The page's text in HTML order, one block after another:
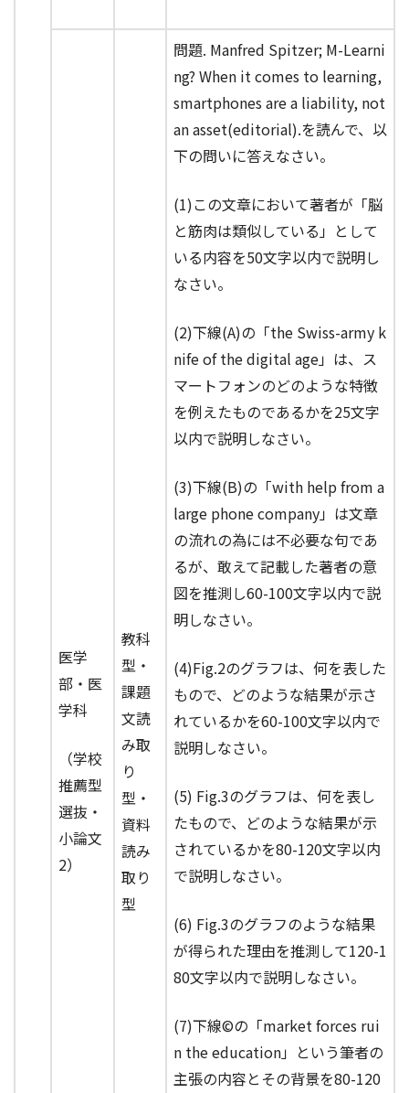
医学
部・医
学科
（学校
推薦型
選抜・
小論文
2）
教科
型・
課題
文読
み取
り
型・
資料
読み
取り
型
問題. Manfred Spitzer; M-Learni
ng? When it comes to learning,
smartphones are a liability, not
an asset(editorial).を読んで、以
下の問いに答えなさい。
(1)この文章において著者が「脳
と筋肉は類似している」として
いる内容を50文字以内で説明し
なさい。
(2)下線(A)の「the Swiss-army k
nife of the digital age」は、ス
マートフォンのどのような特徴
を例えたものであるかを25文字
以内で説明しなさい。
(3)下線(B)の「with help from a
large phone company」は文章
の流れの為には不必要な句であ
るが、敢えて記載した著者の意
図を推測し60-100文字以内で説
明しなさい。
(4)Fig.2のグラフは、何を表した
もので、どのような結果が示さ
れているかを60-100文字以内で
説明しなさい。
(5) Fig.3のグラフは、何を表し
たもので、どのような結果が示
されているかを80-120文字以内
で説明しなさい。
(6) Fig.3のグラフのような結果
が得られた理由を推測して120-1
80文字以内で説明しなさい。
(7)下線©の「market forces rui
n the education」という筆者の
主張の内容とその背景を80-120